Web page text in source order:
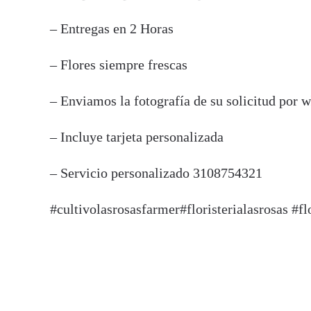
– Entregas en 2 Horas
– Flores siempre frescas
– Enviamos la fotografía de su solicitud por
– Incluye tarjeta personalizada
– Servicio personalizado 3108754321
#cultivolasrosasfarmer#floristerialasrosas